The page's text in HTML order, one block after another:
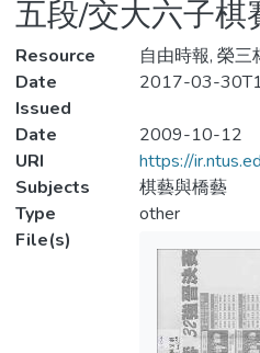
五段/交大六子棋
Resource
自由時報, 榮
Date
Issued
2017-03-
Date
2009-10-12
URI
https://
Subjects
棋藝與橋藝
Type
other
File(s)